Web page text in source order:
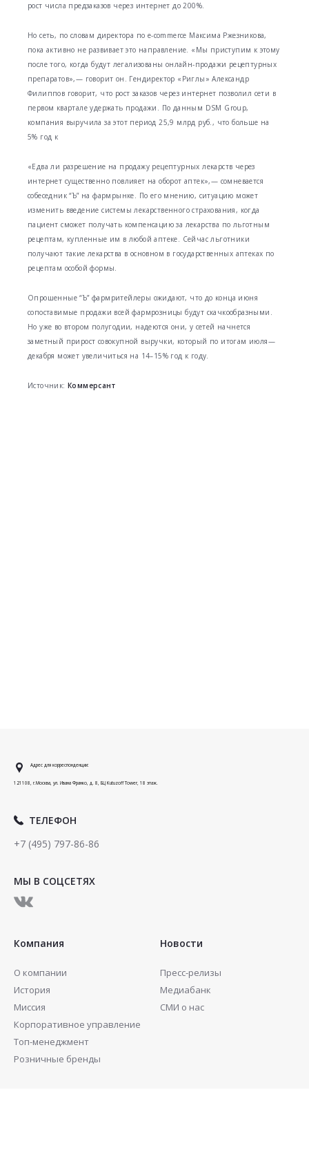
рост числа предзаказов через интернет до 200%.
Но сеть, по словам директора по e-commerce Максима Ржезникова,
пока активно не развивает это направление. «Мы приступим к этому
после того, когда будут легализованы онлайн-продажи рецептурных
препаратов»,— говорит он. Гендиректор «Риглы» Александр
Филиппов говорит, что рост заказов через интернет позволил сети в
первом квартале удержать продажи. По данным DSM Group,
компания выручила за этот период 25,9 млрд руб., что больше на
5% год к
«Едва ли разрешение на продажу рецептурных лекарств через
интернет существенно повлияет на оборот аптек»,— сомневается
собеседник “Ъ” на фармрынке. По его мнению, ситуацию может
изменить введение системы лекарственного страхования, когда
пациент сможет получать компенсацию за лекарства по льготным
рецептам, купленные им в любой аптеке. Сейчас льготники
получают такие лекарства в основном в государственных аптеках по
рецептам особой формы.
Опрошенные “Ъ” фармритейлеры ожидают, что до конца июня
сопоставимые продажи всей фармрозницы будут скачкообразными.
Но уже во втором полугодии, надеются они, у сетей начнется
заметный прирост совокупной выручки, который по итогам июля—
декабря может увеличиться на 14–15% год к году.
Источник: Коммерсант
Адрес для корреспонденции:
121108, г.Москва, ул. Ивана Франко, д. 8, БЦ Kutuzoff Tower, 18 этаж.
ТЕЛЕФОН
+7 (495) 797-86-86
МЫ В СОЦСЕТЯХ
Компания
О компании
История
Миссия
Корпоративное управление
Топ-менеджмент
Розничные бренды
Новости
Пресс-релизы
Медиабанк
СМИ о нас